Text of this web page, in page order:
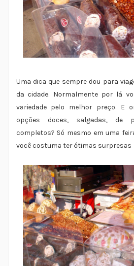
Uma dica que sempre dou para
da cidade. Normalmente por lá
variedade pelo melhor preço. E
opções doces, salgadas, de
completos? Só mesmo em uma
você costuma ter ótimas surpresas